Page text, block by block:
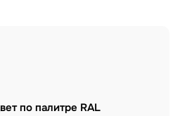
по палитре RAL